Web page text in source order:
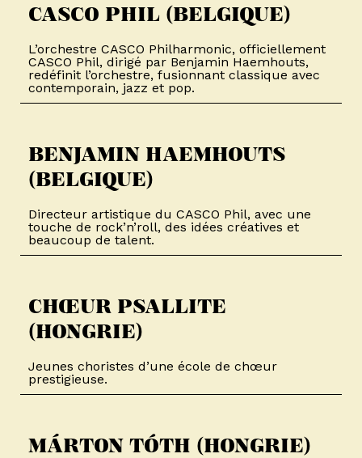
CASCO PHIL (BELGIQUE)​​
L’orchestre CASCO Philharmonic, officiellement
CASCO Phil, dirigé par Benjamin Haemhouts,
redéfinit l’orchestre, fusionnant classique avec
contemporain, jazz et pop.
BENJAMIN HAEMHOUTS
(BELGIQUE)​
Directeur artistique du CASCO Phil, avec une
touche de rock’n’roll, des idées créatives et
beaucoup de talent.
CHŒUR PSALLITE
(HONGRIE)​
Jeunes choristes d’une école de chœur
prestigieuse.
MÁRTON TÓTH (HONGRIE)​